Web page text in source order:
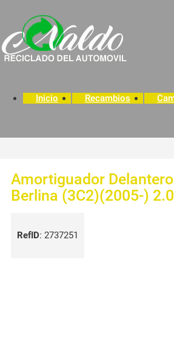
Inicio Recambios
Amortiguador
Berlina (3C2)(2005-)
RefID: 2737251